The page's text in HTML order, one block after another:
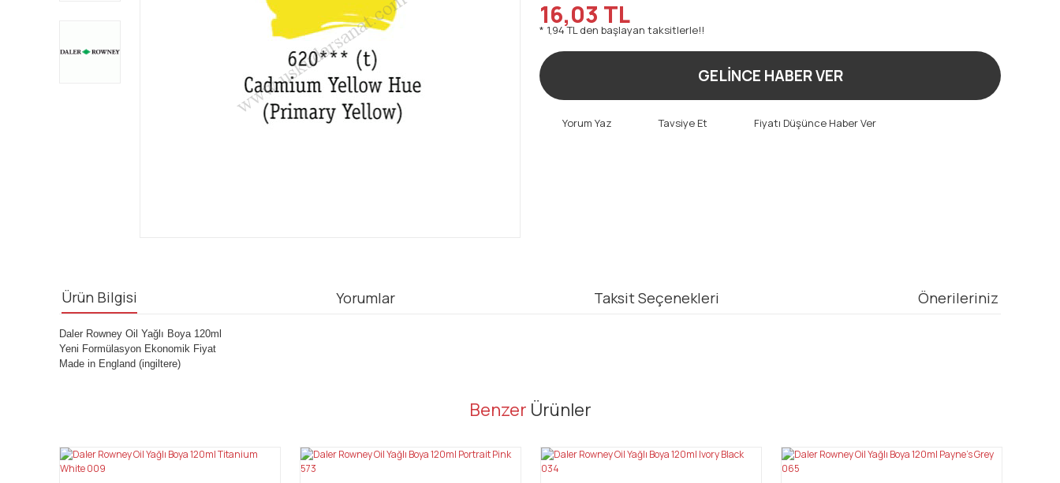
16,03 TL
* 1,94 TL den başlayan taksitlerle!!
GELİNCE HABER VER
Yorum Yaz Tavsiye Et Fiyatı Düşünce Haber Ver
Ürün Bilgisi Yorumlar Taksit Seçenekleri Önerileriniz
Daler Rowney Oil Yağlı Boya 120ml
Yeni Formülasyon Ekonomik Fiyat
Made in England (ingiltere)
Yorum Yaz
Bu ürünün fiyat bilgisi, resim, ürün açıklamalarında ve diğer konularda yetersiz gördüğünüz noktaları öneri formunu kullanarak tarafımıza iletebilirsiniz.
Ürün resmi kalitesiz, bozuk veya görüntülenemiyor.
Benzer Ürünler